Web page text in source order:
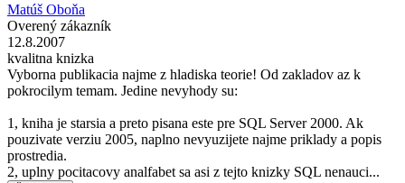
Matúš Oboňa
Overený zákazník
12.8.2007
kvalitna knizka
Vyborna publikacia najme z hladiska teorie! Od zakladov az k
pokrocilym temam. Jedine nevyhody su:
1, kniha je starsia a preto pisana este pre SQL Server 2000. Ak
pouzivate verziu 2005, naplno nevyuzijete najme priklady a popis
prostredia.
2, uplny pocitacovy analfabet sa asi z tejto knizky SQL nenauci...